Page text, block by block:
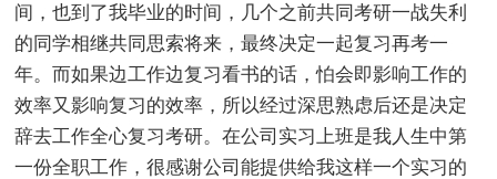
间，也到了我毕业的时间，几个之前共同考研一战失利
的同学相继共同思索将来，最终决定一起复习再考一
年。而如果边工作边复习看书的话，怕会即影响工作的
效率又影响复习的效率，所以经过深思熟虑后还是决定
辞去工作全心复习考研。在公司实习上班是我人生中第
一份全职工作，很感谢公司能提供给我这样一个实习的